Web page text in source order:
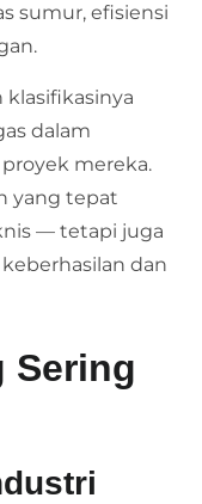
sumur, efisiensi
dalam
mereka.
yang tepat
— tetapi juga
dan
Sering